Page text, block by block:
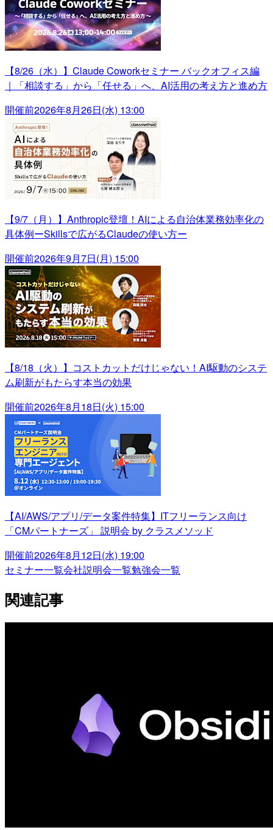
【8/26（水）】Claude Coworkセミナー バックオフィス編
｜「相談する」から「任せる」へ、AI活用の考え方と進め方
開催前2026年8月26日(水) 13:00
【9/7（月）】Anthropic登壇！AIによる自治体業務効率化の
具体例ーSkillsで広がるClaudeの使い方ー
開催前2026年9月7日(月) 15:00
【8/18（火）】コストカットだけじゃない！AI駆動のシステ
ム刷新がもたらす本当の効果
開催前2026年8月18日(火) 15:00
【AI/AWS/アプリ/データ案件特集】ITフリーランス向け
「CMパートナーズ」 説明会 by クラスメソッド
開催前2026年8月12日(水) 19:00
セミナー一覧会社説明会一覧勉強会一覧
関連記事